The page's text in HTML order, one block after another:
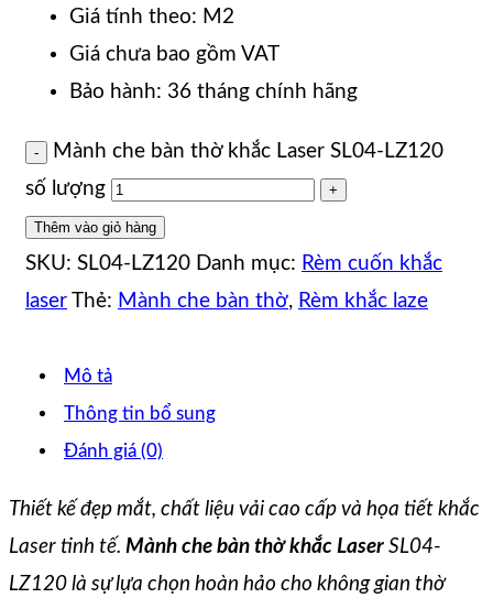
Giá tính theo: M2
Giá chưa bao gồm VAT
Bảo hành: 36 tháng chính hãng
Mành che bàn thờ khắc Laser SL04-LZ120
số lượng
Thêm vào giỏ hàng
SKU: SL04-LZ120 Danh mục: Rèm cuốn khắc
laser Thẻ: Mành che bàn thờ, Rèm khắc laze
Mô tả
Thông tin bổ sung
Đánh giá (0)
Thiết kế đẹp mắt, chất liệu vải cao cấp và họa tiết khắc
Laser tinh tế. Mành che bàn thờ khắc Laser SL04-
LZ120 là sự lựa chọn hoàn hảo cho không gian thờ